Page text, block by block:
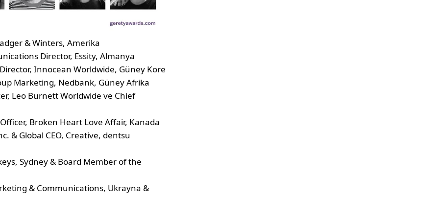
& Winters, Amerika
Director, Essity, Almanya
Innocean Worldwide, Güney Kore
Marketing, Nedbank, Güney Afrika
Leo Burnett Worldwide ve Chief
Broken Heart Love Affair, Kanada
& Global CEO, Creative, dentsu
Sydney & Board Member of the
& Communications, Ukrayna &